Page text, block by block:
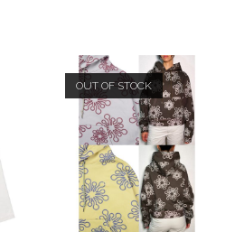
OUT OF STOCK